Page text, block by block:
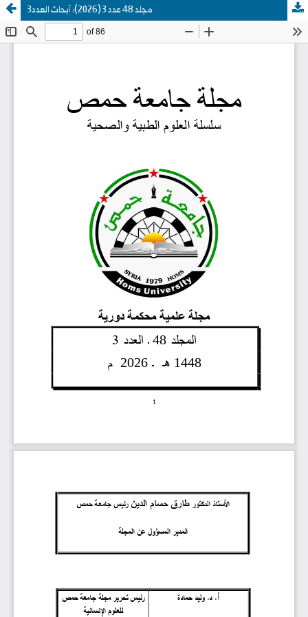
مجلد 48 عدد 3 (2026): أبحاث العدد3